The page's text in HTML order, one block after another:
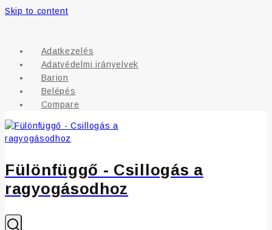
Skip to content
Adatkezelés
Adatvédelmi irányelvek
Barion
Belépés
Compare
Fülönfüggő - Csillogás a
ragyogásodhoz